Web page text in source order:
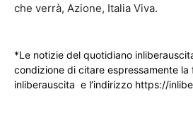
che verrà, Azione, Italia Viva.
*Le notizie del quotidiano
condizione di citare espressamente
inliberauscita e l’indirizzo https://